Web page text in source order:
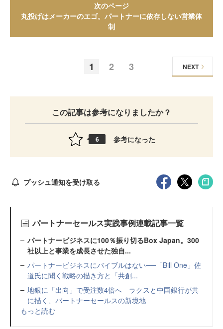
次のページ
丸投げはメーカーのエゴ。パートナーに依存しない営業体
制
1 2 3 NEXT
この記事は参考になりましたか？
6 参考になった
プッシュ通知を受け取る
パートナーセールス実践事例連載記事一覧
パートナービジネスに100％振り切るBox Japan。300
社以上と事業を成長させた独自...
パートナービジネスにバイブルはない──「Bill One」佐
道氏に聞く戦略の描き方と「共創...
地銀に「出向」で受注数4倍へ ラクスと中国銀行が共
に描く、パートナーセールスの新境地
もっと読む